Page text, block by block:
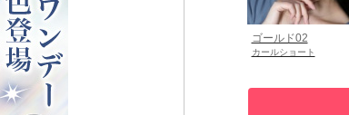
ゴールド02
カールショート